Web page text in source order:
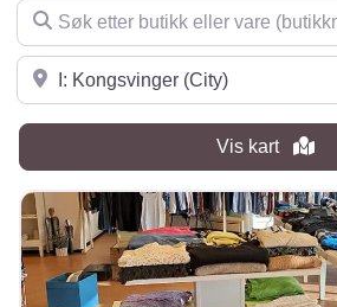
Søk etter butikk eller vare
Søk i nærheten
Vis kart